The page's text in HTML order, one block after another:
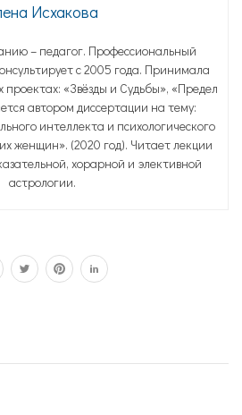
Исхакова
– педагог. Профессиональный
с 2005 года. Принимала
проектах: «Звёзды и Судьбы», «Предел
автором диссертации на тему:
интеллекта и психологического
женщин». (2020 год). Читает лекции
хорарной и элективной
астрологии.